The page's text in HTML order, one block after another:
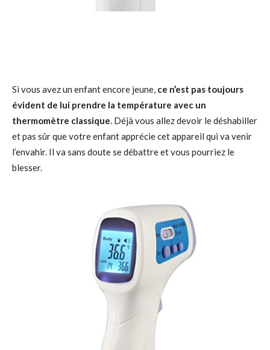
Si vous avez un enfant encore jeune, ce n’est pas toujours
évident de lui prendre la température avec un
thermomètre classique. Déjà vous allez devoir le déshabiller
et pas sûr que votre enfant apprécie cet appareil qui va venir
l’envahir. Il va sans doute se débattre et vous pourriez le
blesser.